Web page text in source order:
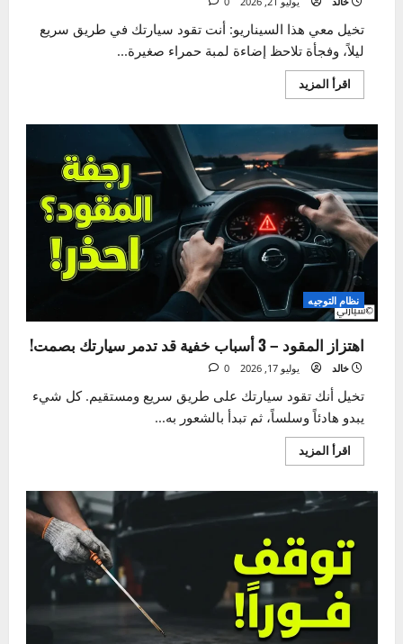
الإضاءة والكهرباء
5 علامات لتلف دينامو السيارة وكيفية تشخيصها بنفسك
خالد يوليو 21, 2026 0
تخيل معي هذا السيناريو: أنت تقود سيارتك في طريق سريع
ليلاً، وفجأة تلاحظ إضاءة لمبة حمراء صغيرة...
اقرأ المزيداقرأ
المزيد
عن
علامات
لتلف
دينامو
السيارة
تشخيصها
بنفسك
نظام التوجيه
اهتزاز المقود – 3 أسباب خفية قد تدمر سيارتك بصمت!
يوليو 17, 2026
تخيل أنك تقود سيارتك على طريق سريع ومستقيم. كل شيء
يبدو هادئاً وسلساً، ثم تبدأ بالشعور به...
اقرأ المزيداقرأ
المزيد